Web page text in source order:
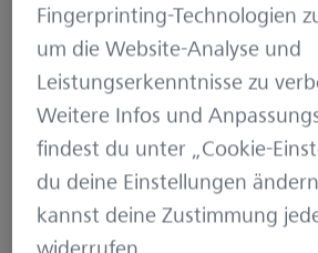
jeweils aktuellen Navigators
Auch kann man als Facilitator
Gruppen besser den Überblick
Teilnehmenden können die
oder Drivers häufiger
(Zur Erläuterung der
ebenfalls BlogbeitragRemote
Fingerprinting-Technologien
um die Website-Analyse und
Leistungserkenntnisse zu
Weitere Infos und
findest du unter „Cookie-
du deine Einstellungen
kannst deine Zustimmung